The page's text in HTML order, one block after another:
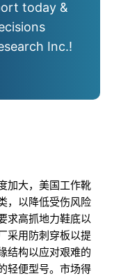
today &
Inc.!
加大，美国工作靴
，以降低受伤风险
求高抓地力鞋底以
采用防刺穿板以提
结构以应对艰难的
轻便型号。市场得